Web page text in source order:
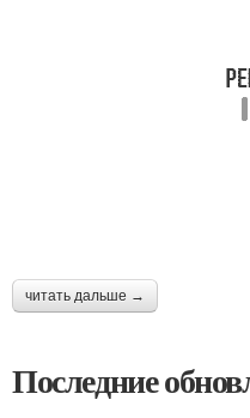
читать дальше →
Последние